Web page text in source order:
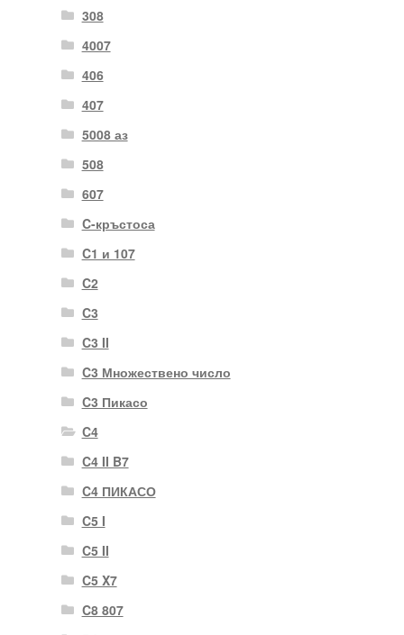
308
4007
406
407
5008 аз
508
607
C-кръстоса
C1 и 107
C2
C3
C3 II
C3 Множествено число
C3 Пикасо
C4
C4 II B7
C4 ПИКАСО
C5 I
C5 II
C5 X7
C8 807